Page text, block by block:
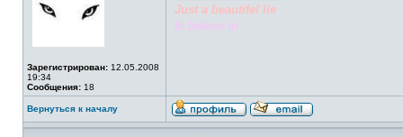
Зарегистрирован: 12.05.2008
19:34
Сообщения: 18
Just a beautifel lie
to believe in
Вернуться к началу